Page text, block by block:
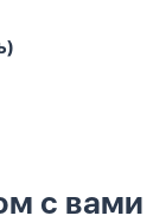
с вами